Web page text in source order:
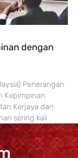
dengan
Penerangan
Kepimpinan
Kerjaya dan
sering kali